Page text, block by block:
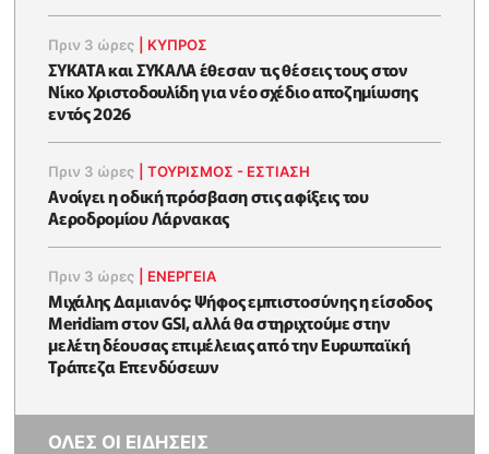
Πριν 3 ώρες ΚΥΠΡΟΣ
ΣΥΚΑΤΑ και ΣΥΚΑΛΑ έθεσαν τις θέσεις τους στον
Νίκο Χριστοδουλίδη για νέο σχέδιο αποζημίωσης
εντός 2026
Πριν 3 ώρες |ΤΟΥΡΙΣΜΟΣ - ΕΣΤΙΑΣΗ
Ανοίγει η οδική πρόσβαση στις αφίξεις του
Αεροδρομίου Λάρνακας
Πριν 3 ώρες ΕΝΈΡΓΕΙΑ
Μιχάλης Δαμιανός: Ψήφος εμπιστοσύνης η είσοδος
Meridiam στον GSI, αλλά θα στηριχτούμε στην
μελέτη δέουσας επιμέλειας από την Ευρωπαϊκή
Τράπεζα Επενδύσεων
ΟΛΕΣ ΟΙ ΕΙΔΗΣΕΙΣ